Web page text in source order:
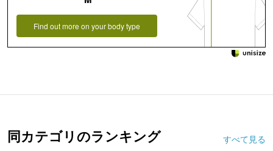
Find out more on your body type
同カテゴリのランキング すべて見る